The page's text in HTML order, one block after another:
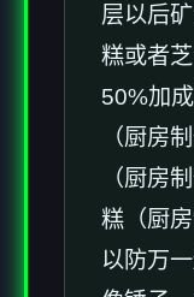
层以后
糕或者
50%加
（厨房
（厨房
糕（厨
以防万